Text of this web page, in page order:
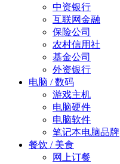
中资银行
互联网金融
保险公司
农村信用社
基金公司
外资银行
电脑 / 数码
游戏主机
电脑硬件
电脑软件
笔记本电脑品牌
餐饮 / 美食
网上订餐